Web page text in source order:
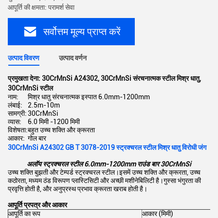
आपूर्ति की क्षमता: परामर्श सेवा
सर्वोत्तम मूल्य प्राप्त करें
उत्पाद विवरण उत्पाद वर्णन
प्रमुखता देना: 30CrMnSi A24302,30CrMnSi संरचनात्मक स्टील मिश्र धातु,
30CrMnSi स्टील
नाम:
मिश्र धातु संरचनात्मक इस्पात 6.0mm-1200mm
लंबाई:
2.5m-10m
सामग्री:30CrMnSi
व्यास:
6.0 मिमी -1200 मिमी
विशेषता:बहुत उच्च शक्ति और क्रूरता
आकार: गोल बार
30CrMnSi A24302 GB T 3078-2019 स्ट्रक्चरल स्टील मिश्र धातु विरोधी जंग
अलॉय स्ट्रक्चरल स्टील 6.0mm-1200mm राउंड बार 30CrMnSi
उच्च शक्ति बुझती और टेम्पर्ड स्ट्रक्चरल स्टील।इसमें उच्च शक्ति और क्रूरता, उच्च
कठोरता, मध्यम ठंड विरूपण प्लास्टिसिटी और अच्छी मशीनेबिलिटी है।गुस्सा भंगुरता की
प्रवृत्ति होती है, और अनुप्रस्थ प्रभाव क्रूरता खराब होती है।
आपूर्ति प्रपत्र और आकार
आपूर्ति का रूप
आकार (मिमी)